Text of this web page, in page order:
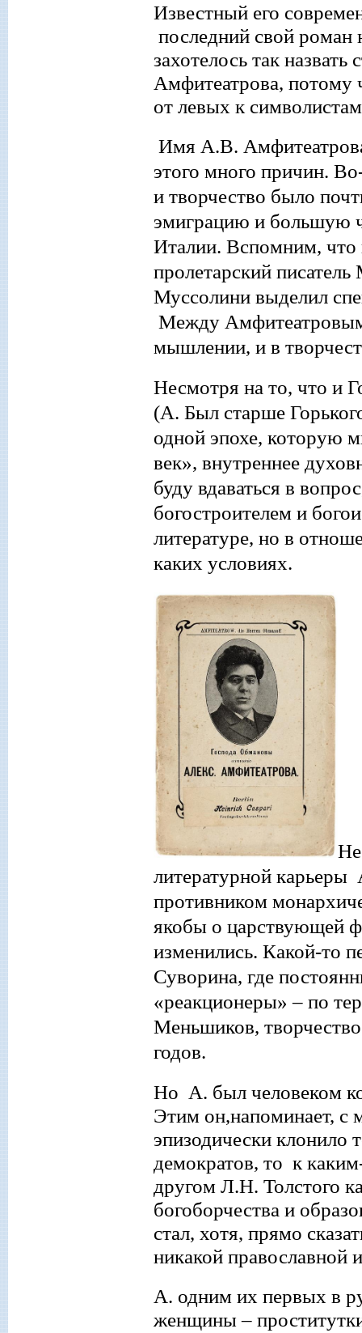
Известный его
последний свой
захотелось так
Амфитеатрова, потому
от левых к
Имя А.В.
этого много причин.
и творчество было
эмиграцию и большую
Италии. Вспомним, что
пролетарский
Муссолини выделил
Между Амфитеатровым
мышлении, и в
Несмотря на то, что и Г
(А. Был старше
одной эпохе, которую
век», внутреннее
буду вдаваться в
богостроителем и
литературе, но в
каких условиях.
литературной карьеры
противником
якобы о царствующей
изменились. Какой-то
Суворина, где
«реакционеры» – по
Меньшиков,
годов.
Но А. был человеком
Этим он,напоминает, с
эпизодически клонило
демократов, то к
другом Л.Н. Толстого
богоборчества и
стал, хотя, прямо
никакой православной
А. одним их первых в
женщины–